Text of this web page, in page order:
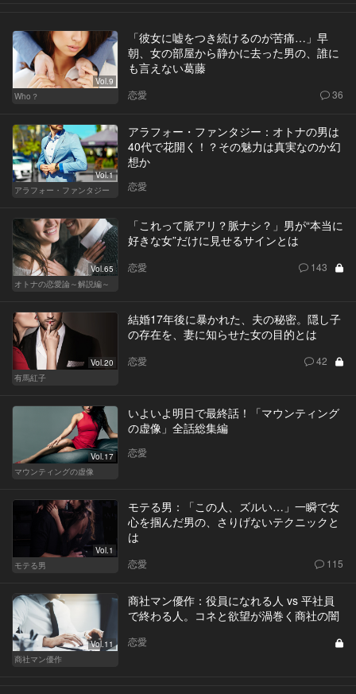
Vol.9
Who？
「彼女に嘘をつき続けるのが苦痛…」早
朝、女の部屋から静かに去った男の、誰に
も言えない葛藤
恋愛 36
Vol.1
アラフォー・ファンタジー
アラフォー・ファンタジー：オトナの男は
40代で花開く！？その魅力は真実なのか幻
想か
恋愛
Vol.65
オトナの恋愛論～解説編～
「これって脈アリ？脈ナシ？」男が“本当に
好きな女”だけに見せるサインとは
恋愛 143
Vol.20
有馬紅子
結婚17年後に暴かれた、夫の秘密。隠し子
の存在を、妻に知らせた女の目的とは
恋愛 42
Vol.17
マウンティングの虚像
いよいよ明日で最終話！「マウンティング
の虚像」全話総集編
恋愛
Vol.1
モテる男
モテる男：「この人、ズルい…」一瞬で女
心を掴んだ男の、さりげないテクニックと
は
恋愛 115
Vol.11
商社マン優作
商社マン優作：役員になれる人 vs 平社員
で終わる人。コネと欲望が渦巻く商社の闇
恋愛